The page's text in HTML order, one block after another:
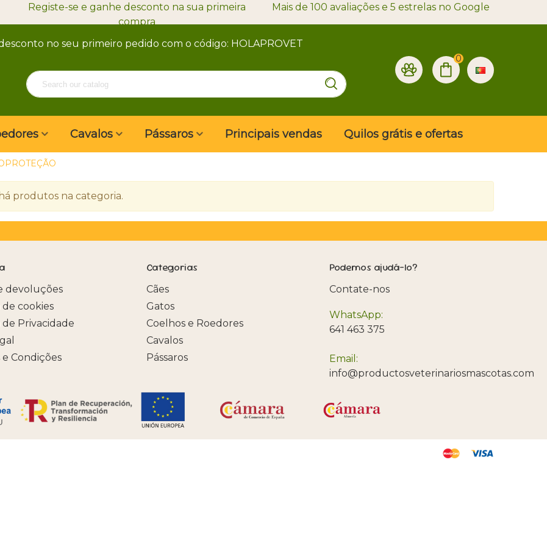
Registe-se e ganhe desconto na sua primeira
compra
Mais de 100 avaliações e 5 estrelas no Google
no seu primeiro pedido com o código: HOLAPROVET
0
Cavalos Pássaros Principais vendas Quilos grátis e ofertas
produtos na categoria.
devoluções
cookies
Privacidade
e Condições
Categorias
Cães
Gatos
Coelhos e Roedores
Cavalos
Pássaros
Podemos ajudá-lo?
Contate-nos
WhatsApp:
641 463 375
Email:
info@productosveterinariosmascotas.com